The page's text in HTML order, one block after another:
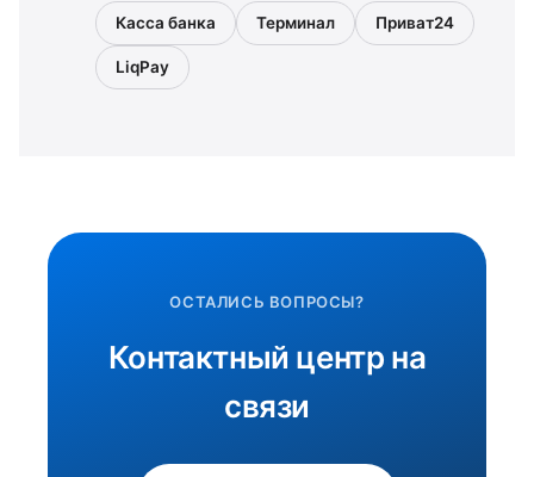
Касса банка Терминал Приват24
LiqPay
ОСТАЛИСЬ ВОПРОСЫ?
Контактный центр на
связи